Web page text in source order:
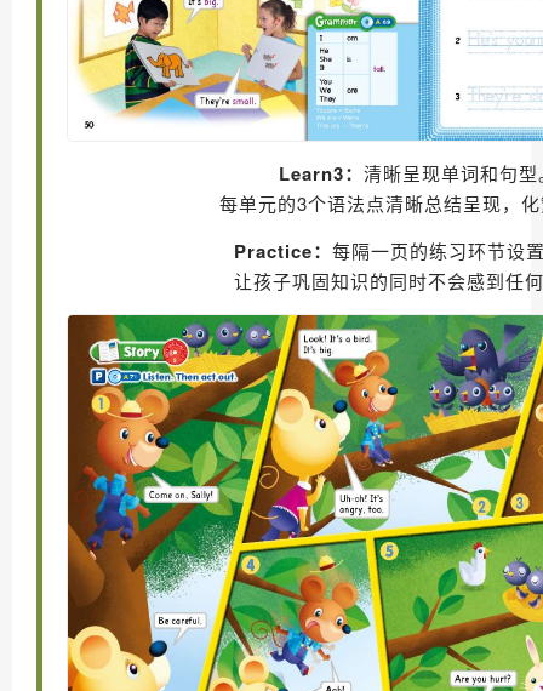
Learn3：清晰呈现单词和句型
每单元的3个语法点清晰总结呈现，
Practice： 每隔一页的练习环节设
让孩子巩固知识的同时不会感到任